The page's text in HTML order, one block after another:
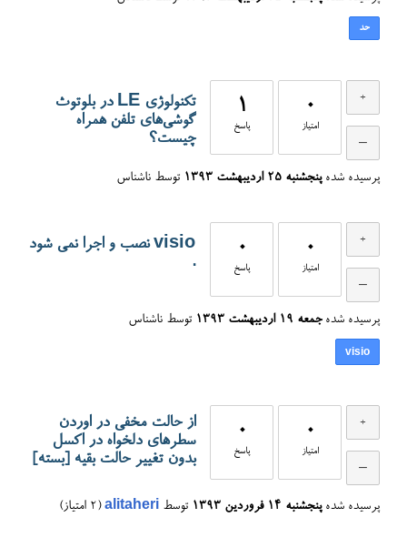
حد
0
امتیاز
1
پاسخ
تکنولوژی LE در بلوتوث
گوشی‌های تلفن همراه
چیست؟
پرسیده شده پنجشنبه ۲۵ اردیبهشت ۱۳۹۳ توسط ناشناس
0
امتیاز
0
پاسخ
visio نصب و اجرا نمی شود
.
پرسیده شده جمعه ۱۹ اردیبهشت ۱۳۹۳ توسط ناشناس
visio
0
امتیاز
0
پاسخ
از حالت مخفي در اوردن
سطرهاي دلخواه در اكسل
بدون تغيير حالت بقيه [بسته]
پرسیده شده پنجشنبه ۱۴ فروردین ۱۳۹۳ توسط alitaheri
(
2 امتیاز)